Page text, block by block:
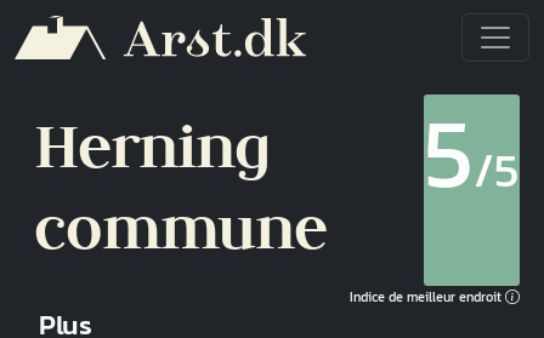
Herning
commune
5/5
Indice de meilleur endroit
Plus